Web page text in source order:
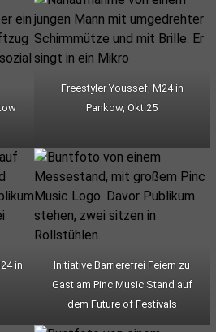
Freestyler Youssef, M24 in
Pankow, Okt.25
in
Initiative Barrierefrei Feiern zu
Gast am Pinc Music Stand auf
dem Future of Festivals